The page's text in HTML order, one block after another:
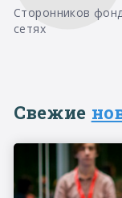
Сторонников
сетях
Свежие